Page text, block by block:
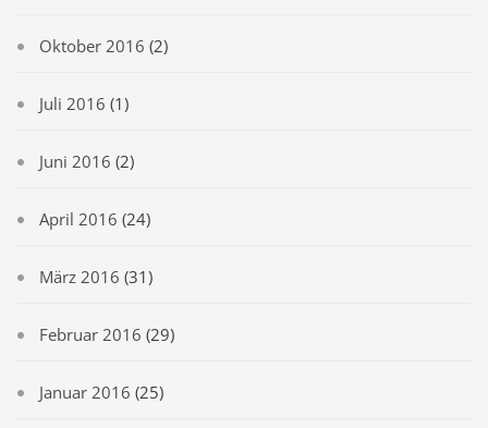
Oktober 2016 (2)
Juli 2016 (1)
Juni 2016 (2)
April 2016 (24)
März 2016 (31)
Februar 2016 (29)
Januar 2016 (25)